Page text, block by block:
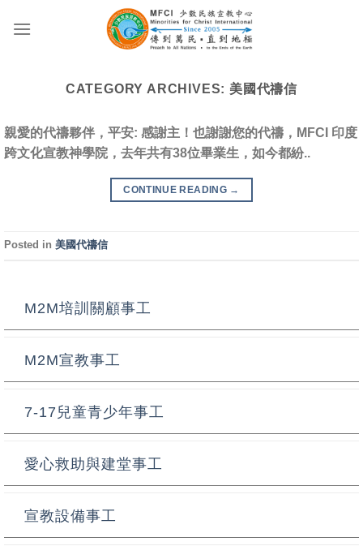
CATEGORY ARCHIVES: 美國代禱信
親愛的代禱夥伴，平安: 感謝主！也謝謝您的代禱，MFCI 印度
跨文化宣教神學院，去年共有38位畢業生，如今都紛..
CONTINUE READING →
Posted in 美國代禱信
M2M培訓關顧事工
M2M宣教事工
7-17兒童青少年事工
愛心救助與建堂事工
宣教設備事工